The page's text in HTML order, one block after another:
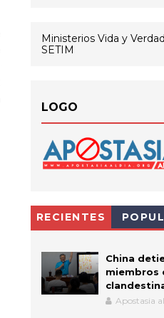
Ministerios Vida y Verdad
SETIM
LOGO
RECIENTES
China
miembros
Apostasia